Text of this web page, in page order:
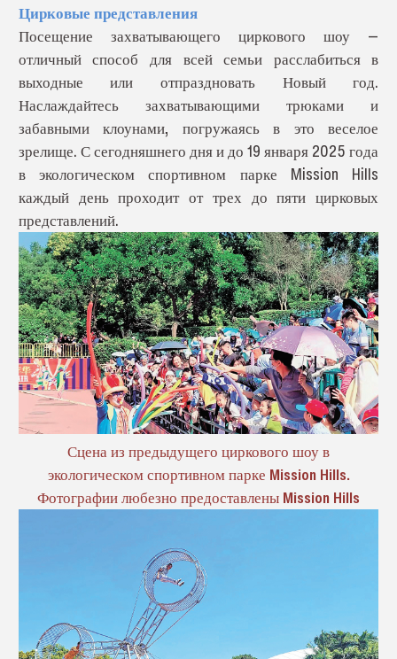
Цирковые представления
Посещение захватывающего циркового шоу —
отличный способ для всей семьи расслабиться в
выходные или отпраздновать Новый год.
Наслаждайтесь захватывающими трюками и
забавными клоунами, погружаясь в это веселое
зрелище. С сегодняшнего дня и до 19 января 2025 года
в экологическом спортивном парке Mission Hills
каждый день проходит от трех до пяти цирковых
представлений.
Сцена из предыдущего циркового шоу в
экологическом спортивном парке Mission Hills.
Фотографии любезно предоставлены Mission Hills